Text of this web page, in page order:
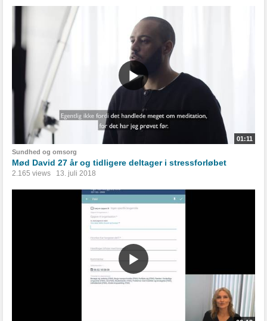
01:11
Sundhed og omsorg
Mød David 27 år og tidligere deltager i stressforløbet
2.165 views 13. juli 2018